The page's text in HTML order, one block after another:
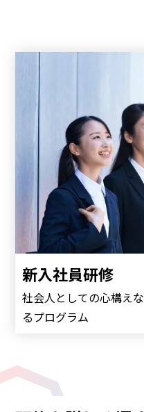
新入社員研修
社会人としての心構え
るプログラム